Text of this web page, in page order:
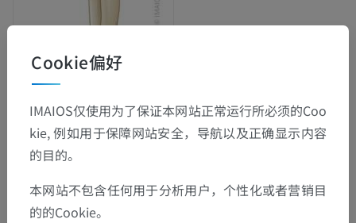
解剖层次
动物解剖学
体部> 前肢，胸肢
底层结构：
Cookie偏好
IMAIOS仅使用为了保证本网站正常运行所必须的Coo
kie, 例如用于保障网站安全，导航以及正确显示内容
的目的。
本网站不包含任何用于分析用户，个性化或者营销目
的的Cookie。